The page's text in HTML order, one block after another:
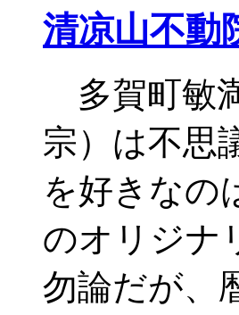
清凉山不動
多賀町敏
宗）は不思
を好きなの
のオリジナ
勿論だが、